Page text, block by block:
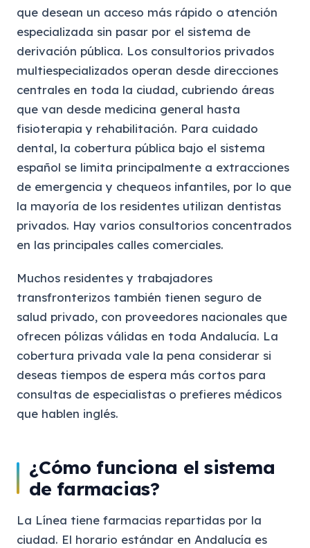
que desean un acceso más rápido o atención
especializada sin pasar por el sistema de
derivación pública. Los consultorios privados
multiespecializados operan desde direcciones
centrales en toda la ciudad, cubriendo áreas
que van desde medicina general hasta
fisioterapia y rehabilitación. Para cuidado
dental, la cobertura pública bajo el sistema
español se limita principalmente a extracciones
de emergencia y chequeos infantiles, por lo que
la mayoría de los residentes utilizan dentistas
privados. Hay varios consultorios concentrados
en las principales calles comerciales.
Muchos residentes y trabajadores
transfronterizos también tienen seguro de
salud privado, con proveedores nacionales que
ofrecen pólizas válidas en toda Andalucía. La
cobertura privada vale la pena considerar si
deseas tiempos de espera más cortos para
consultas de especialistas o prefieres médicos
que hablen inglés.
¿Cómo funciona el sistema
de farmacias?
La Línea tiene farmacias repartidas por la
ciudad. El horario estándar en Andalucía es